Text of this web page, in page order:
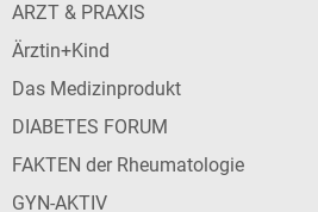
ARZT & PRAXIS
Ärztin+Kind
Das Medizinprodukt
DIABETES FORUM
FAKTEN der Rheumatologie
GYN-AKTIV